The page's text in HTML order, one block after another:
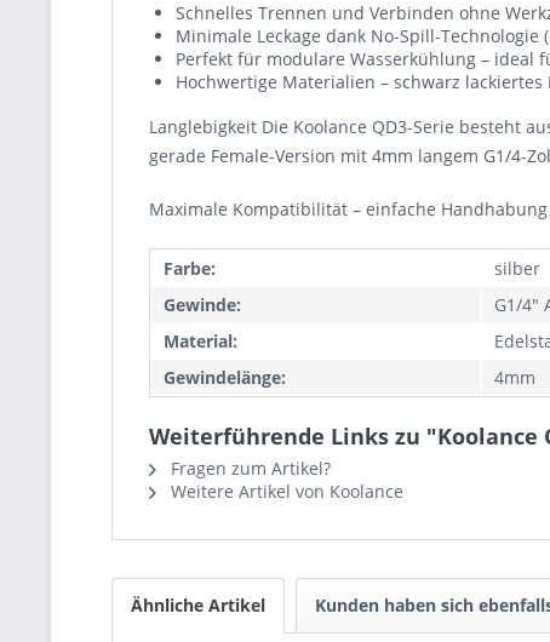
Schnelles Trennen und Verbinden ohne
Minimale Leckage dank No-Spill-Technologie
Perfekt für modulare Wasserkühlung – ideal
Hochwertige Materialien – schwarz
Langlebigkeit Die Koolance QD3-Serie besteht
gerade Female-Version mit 4mm langem G1/4-
Maximale Kompatibilität – einfache
Farbe:
silber
Gewinde:
G1/4"
Material:
Gewindelänge:
4mm
Weiterführende Links zu "Koolance
Fragen zum Artikel?
Weitere Artikel von Koolance
Ähnliche Artikel Kunden haben sich